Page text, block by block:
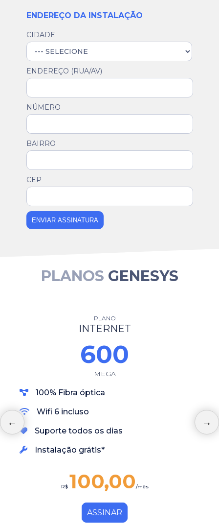
ENDEREÇO DA INSTALAÇÃO
CIDADE
ENDEREÇO (RUA/AV)
NÚMERO
BAIRRO
CEP
ENVIAR ASSINATURA
PLANOS GENESYS
PLANO
INTERNET
600
MEGA
100% Fibra óptica
Wifi 6 incluso
Suporte todos os dias
Instalação grátis*
R$ 100,00/mês
ASSINAR